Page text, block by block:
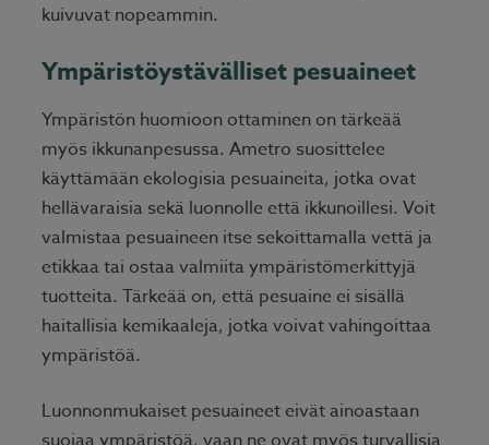
kuivuvat nopeammin.
Ympäristöystävälliset pesuaineet
Ympäristön huomioon ottaminen on tärkeää
myös ikkunanpesussa. Ametro suosittelee
käyttämään ekologisia pesuaineita, jotka ovat
hellävaraisia sekä luonnolle että ikkunoillesi. Voit
valmistaa pesuaineen itse sekoittamalla vettä ja
etikkaa tai ostaa valmiita ympäristömerkittyjä
tuotteita. Tärkeää on, että pesuaine ei sisällä
haitallisia kemikaaleja, jotka voivat vahingoittaa
ympäristöä.
Luonnonmukaiset pesuaineet eivät ainoastaan